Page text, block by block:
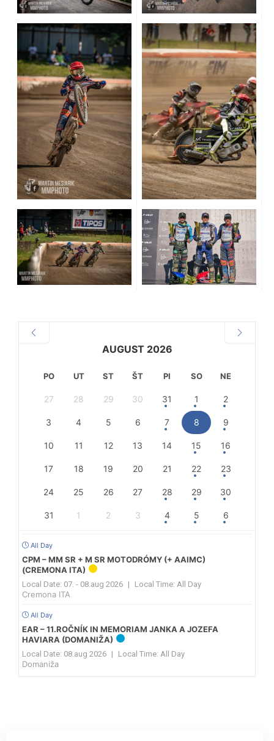
AUGUST 2026
PO UT ST ŠT PI SO NE
27 28 29 30 31 1 2
3 4 5 6 7 8 9
10 11 12 13 14 15 16
17 18 19 20 21 22 23
24 25 26 27 28 29 30
31 1 2 3 4 5 6
All Day
CPM – MM SR + M SR MOTODRÓMY (+ AAIMC)
(CREMONA ITA)
Local Date: 07. - 08.aug 2026 | Local Time: All Day
Cremona ITA
All Day
EAR – 11.ROČNÍK IN MEMORIAM JANKA A JOZEFA
HAVIARA (DOMANIŽA)
Local Date: 08.aug 2026 | Local Time: All Day
Domaniža